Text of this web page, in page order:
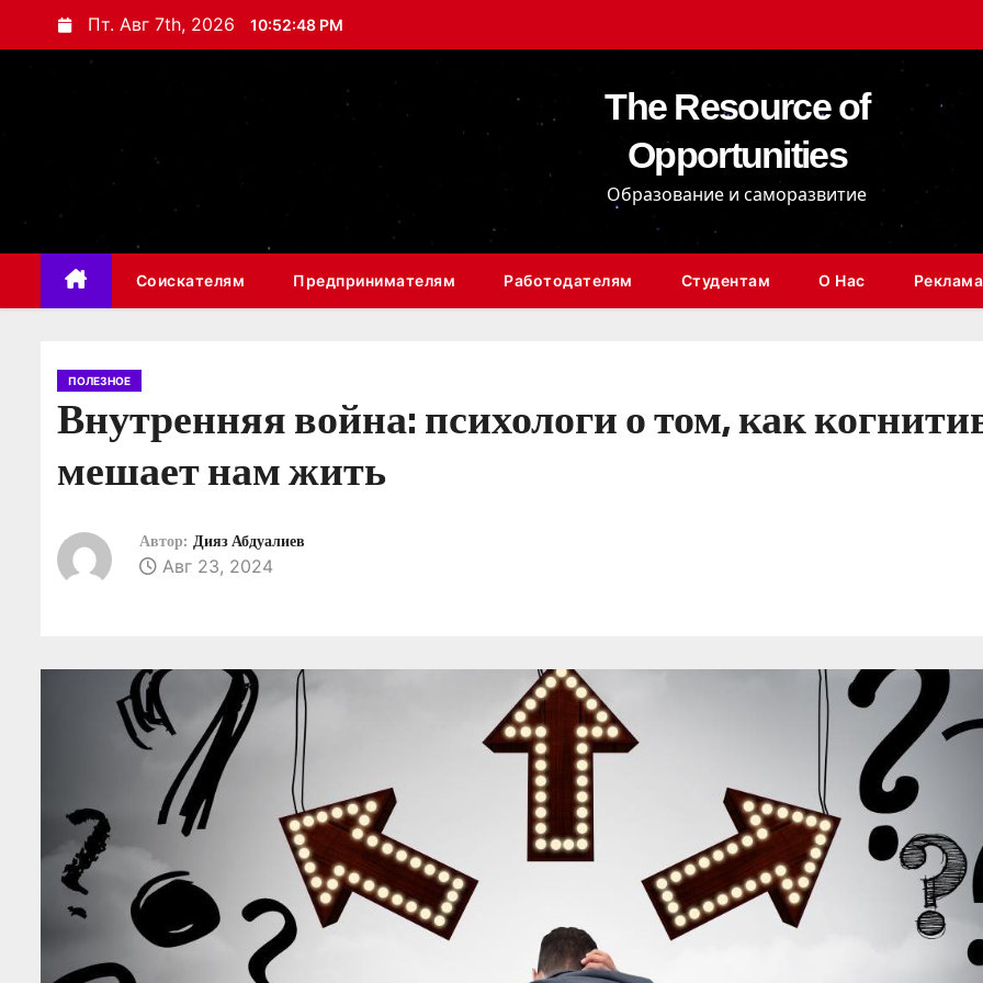
е
с
Пт. Авг 7th, 2026 10:52:49 PM
The Resource of
Opportunities
Образование и саморазвитие
Соискателям Предпринимателям Работодателям Студентам О Нас Реклама
ПОЛЕЗНОЕ
Внутренняя война: психологи о том, как
мешает нам жить
Автор: Дияз Абдуалиев
Авг 23, 2024